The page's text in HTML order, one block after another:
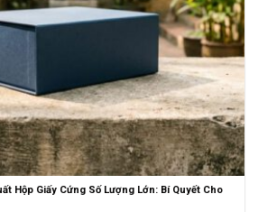
Hộp Giấy Cứng Số Lượng Lớn: Bí Quyết Cho